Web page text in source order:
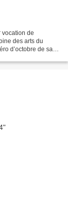
vocation de
des arts du
d’octobre de sa